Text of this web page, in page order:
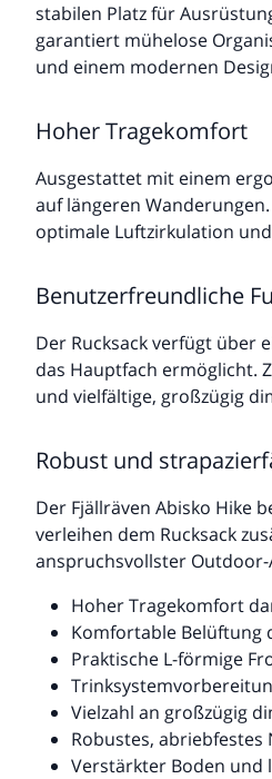
stabilen Platz für
garantiert mühelose
und einem modernen
Hoher Tragekomfort
Ausgestattet mit einem
auf längeren
optimale Luftzirkulation
Benutzerfreundliche
Der Rucksack verfügt über
das Hauptfach ermöglicht.
und vielfältige, großzügig
Robust und
Der Fjällräven Abisko Hike
verleihen dem Rucksack
anspruchsvollster
Hoher Tragekomfort
Komfortable Belüftung
Praktische L-förmige
Vielzahl an großzügig
Robustes, abriebfestes
Verstärkter Boden und